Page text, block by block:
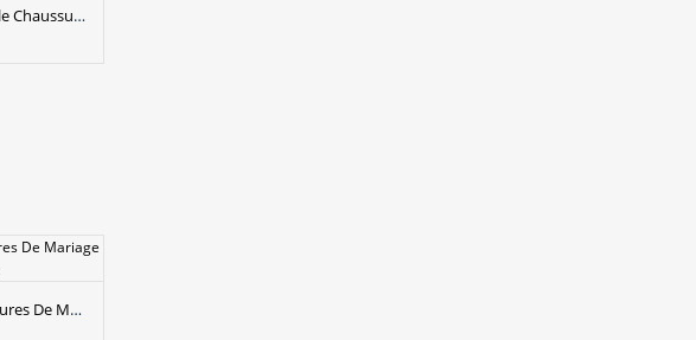
Escarpins Femme Doux Épais Derbies Cuir Véritable Chaussures En Cuir Printemps Noir
Escarpins Femme Tous Les Assortis Cristal Chaussures De Mariage Pointe Pointue Printemps Minces Argent